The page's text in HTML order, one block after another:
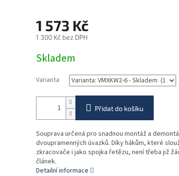
1 573 Kč
1 300 Kč bez DPH
cena:
Skladem
Varianta
Přidat do košíku
Souprava určená pro snadnou montáž a
dvoupramenných úvazků. Díky hákům, které
zkracovače i jako spojka řetězu, není třeba již
článek.
Detailní informace